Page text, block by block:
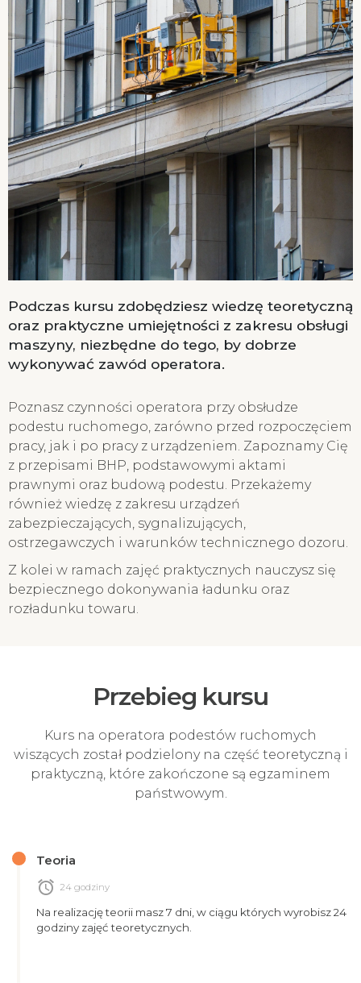
Podczas kursu zdobędziesz wiedzę teoretyczną
oraz praktyczne umiejętności z zakresu obsługi
maszyny, niezbędne do tego, by dobrze
wykonywać zawód operatora.
Poznasz czynności operatora przy obsłudze
podestu ruchomego, zarówno przed rozpoczęciem
pracy, jak i po pracy z urządzeniem. Zapoznamy Cię
z przepisami BHP, podstawowymi aktami
prawnymi oraz budową podestu. Przekażemy
również wiedzę z zakresu urządzeń
zabezpieczających, sygnalizujących,
ostrzegawczych i warunków technicznego dozoru.
Z kolei w ramach zajęć praktycznych nauczysz się
bezpiecznego dokonywania ładunku oraz
rozładunku towaru.
Przebieg kursu
Kurs na operatora podestów ruchomych
wiszących został podzielony na część teoretyczną i
praktyczną, które zakończone są egzaminem
państwowym.
Teoria
alarm 24 godziny
Na realizację teorii masz 7 dni, w ciągu których wyrobisz 24
godziny zajęć teoretycznych.